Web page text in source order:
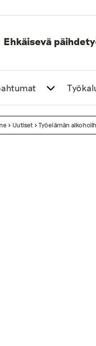
Ehkäisevä
> Uutiset >Työelämän